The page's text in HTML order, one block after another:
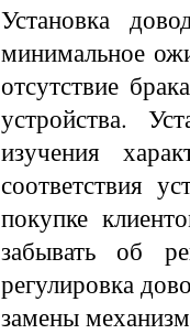
Установка
минимальное
отсутствие
устройства.
изучения
соответствия
покупке
забывать об
регулировка
замены